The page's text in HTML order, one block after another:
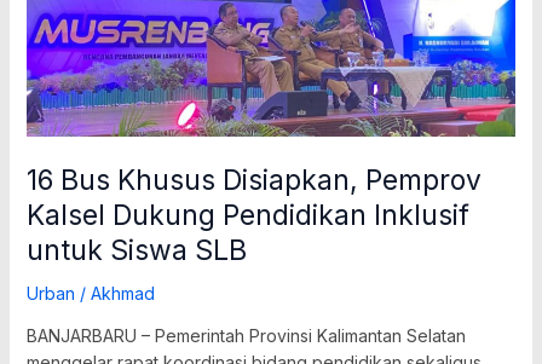
16 Bus Khusus Disiapkan, Pemprov
Kalsel Dukung Pendidikan Inklusif
untuk Siswa SLB
Urban / Akhmad
BANJARBARU – Pemerintah Provinsi Kalimantan Selatan
untuk
Siswa
SLB